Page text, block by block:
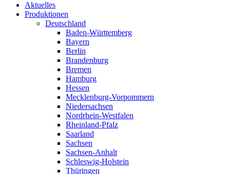
Aktuelles
Produktionen
Deutschland
Baden-Württemberg
Bayern
Berlin
Brandenburg
Bremen
Hamburg
Hessen
Mecklenburg-Vorpommern
Niedersachsen
Nordrhein-Westfalen
Rheinland-Pfalz
Saarland
Sachsen
Sachsen-Anhalt
Schleswig-Holstein
Thüringen